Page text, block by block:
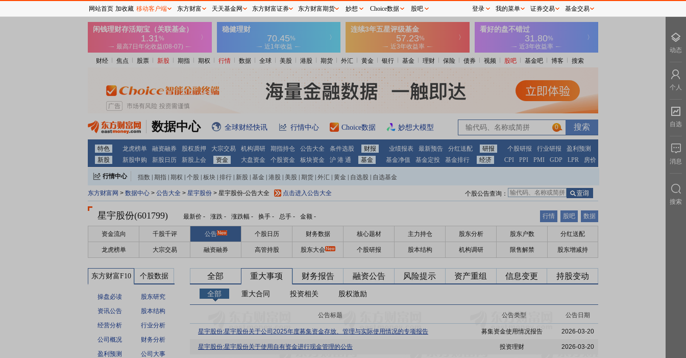
财经 焦点 股票 新股 期指 期权 行情 数据 全球 美股 港股 期货 外汇 黄金 银行 基金 理财 保险 债券 视频 股吧 基金吧 博客 搜索
数据中心 全球财经快讯 行情中心 Choice数据 妙想大模型 0
特色 龙虎榜单 融资融券 股权质押 大宗交易 机构调研 期指持仓 公告大全 条件选股 财报 业绩报表 最新预告 分红送配 研报 个股研报 行业研报
盈利预测
新股
新股申购 新股日历 新股上会 资金 大盘资金 个股资金 板块资金 沪 港 通 基金 基金净值 基金定投 基金排行 经济 CPI PPI PMI GDP LPR 房价
行情中心 指数 期指 期权 个股 板块 排行 新股 基金 港股 美股 期货 外汇 黄金 自选股 自选基金
东方财富网 > 数据中心 > 公告大全 > 星宇股份 > 星宇股份-公告大全 点击进入公告大全 个股公告查询：
星宇股份(601799) 最新价 - 涨跌 - 涨跌幅 - 换手 - 总手 - 金额 - 行情 股吧 数据
资金流向 千股千评 公告 个股日历 财务数据 核心题材 主力持仓 股东分析 股东户数 分红送配
龙虎榜单 大宗交易 融资融券 高管持股 股东大会 个股研报 股本结构 机构调研 限售解禁 股东增减持
东方财富F10 个股数据
操盘必读
股东研究
资讯公告
股本结构
经营分析
行业分析
公司概况
财务分析
盈利预测
公司大事
全部 重大事项 财务报告 融资公告 风险提示 资产重组 信息变更 持股变动
全部 重大合同 投资相关 股权激励
公告标题 公告类型 公告日期
星宇股份:星宇股份关于公司2025年度募集资金存放、管理与实际使用情况的专项报告 募集资金使用情况报告 2026-03-20
星宇股份:星宇股份关于使用自有资金进行现金管理的公告 投资理财 2026-03-20
网站首页 加收藏 移动客户端 东方财富 天天基金网 东方财富证券 东方财富期货 妙想 Choice数据 股吧 登录 我的菜单 证券交易 基金交易
动态
个人
自选
消息
搜索